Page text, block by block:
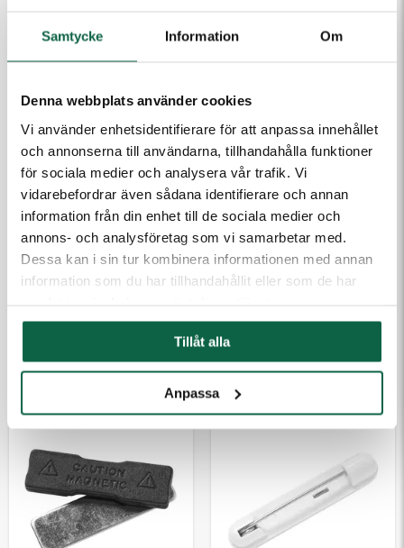
Samtycke Information Om
Denna webbplats använder cookies
Vi använder enhetsidentifierare för att anpassa innehållet
och annonserna till användarna, tillhandahålla funktioner
för sociala medier och analysera vår trafik. Vi
vidarebefordrar även sådana identifierare och annan
information från din enhet till de sociala medier och
annons- och analysföretag som vi samarbetar med.
Dessa kan i sin tur kombinera informationen med annan
information som du har tillhandahållit eller som de har
Tillåt alla
Anpassa
(Fyll i email först) Dra och släpp eller klicka för att ladda
upp filer
TILLBEHÖR